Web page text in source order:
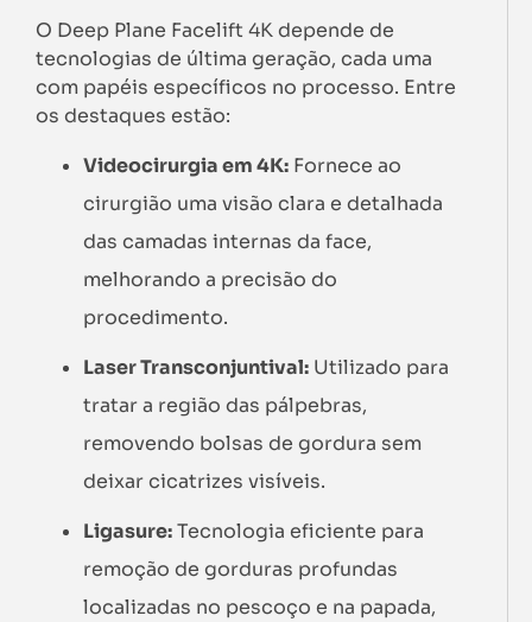
O Deep Plane Facelift 4K depende de
tecnologias de última geração, cada uma
com papéis específicos no processo. Entre
os destaques estão:
Videocirurgia em 4K: Fornece ao
cirurgião uma visão clara e detalhada
das camadas internas da face,
melhorando a precisão do
procedimento.
Laser Transconjuntival: Utilizado para
tratar a região das pálpebras,
removendo bolsas de gordura sem
deixar cicatrizes visíveis.
Ligasure:Tecnologia eficiente para
remoção de gorduras profundas
localizadas no pescoço e na papada,